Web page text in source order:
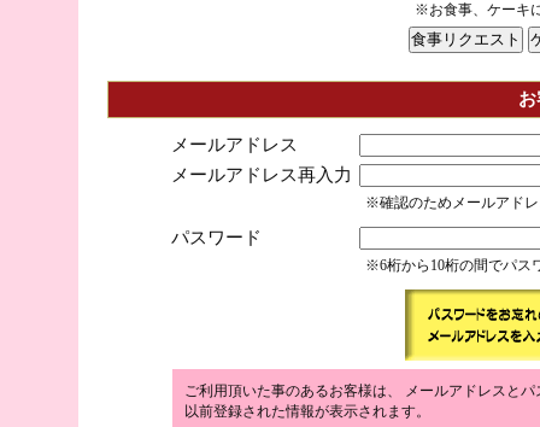
※お食事、ケーキ
メールアドレス
メールアドレス再入力
※確認のためメールアド
パスワード
※6桁から10桁の間でパス
ご利用頂いた事のあるお客様は、 メールアドレスと
以前登録された情報が表示されます。